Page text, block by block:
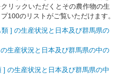
リックいただくとその農作物の生
100のリストがご覧いただけます。
] の生産状況と日本及び群馬県の
生産状況と日本及び群馬県の中の
] の生産状況と日本及び群馬県の中